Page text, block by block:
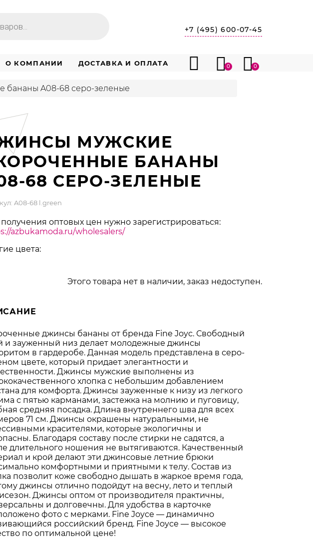
+7 (495) 600-07-45
О КОМПАНИИ ДОСТАВКА И ОПЛАТА 0 0
A08-68 серо-зеленые
МУЖСКИЕ
БАНАНЫ
68 СЕРО-ЗЕЛЕНЫЕ
A08-68 l.green
оптовых цен нужно зарегистрироваться:
azbukamoda.ru/wholesalers/
цвета:
Этого товара нет в наличии, заказ недоступен.
джинсы бананы от бренда Fine Joyc. Свободный
и зауженный низ делает молодежные джинсы
в гардеробе. Данная модель представлена в серо-
цвете, который придает элегантности и
Джинсы мужские выполнены из
хлопка с небольшим добавлением
для комфорта. Джинсы зауженные к низу из легкого
с пятью карманами, застежка на молнию и пуговицу,
средняя посадка. Длина внутреннего шва для всех
71 см. Джинсы окрашены натуральными, не
красителями, которые экологичны и
Благодаря составу после стирки не садятся, а
длительного ношения не вытягиваются. Качественный
и крой делают эти джинсовые летние брюки
комфортными и приятными к телу. Состав из
позволит коже свободно дышать в жаркое время года,
джинсы отлично подойдут на весну, лето и теплый
Джинсы оптом от производителя практичны,
и долговечны. Для удобства в карточке
фото с мерками. Fine Joyce — динамично
российский бренд. Fine Joyce — высокое
по оптимальной цене!